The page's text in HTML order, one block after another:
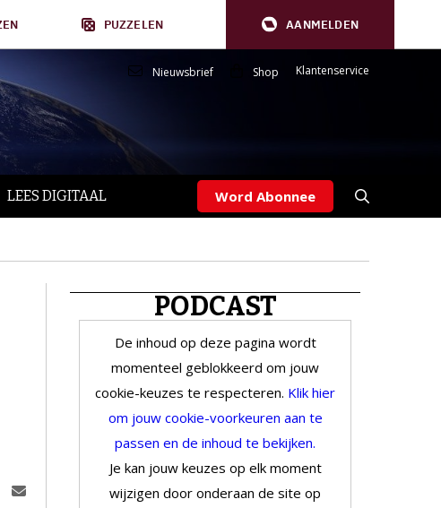
PUZZELEN AANMELDEN
Nieuwsbrief Shop Klantenservice
LEES DIGITAAL Word Abonnee
PODCAST
De inhoud op deze pagina wordt
momenteel geblokkeerd om jouw
cookie-keuzes te respecteren. Klik hier
om jouw cookie-voorkeuren aan te
passen en de inhoud te bekijken.
Je kan jouw keuzes op elk moment
wijzigen door onderaan de site op